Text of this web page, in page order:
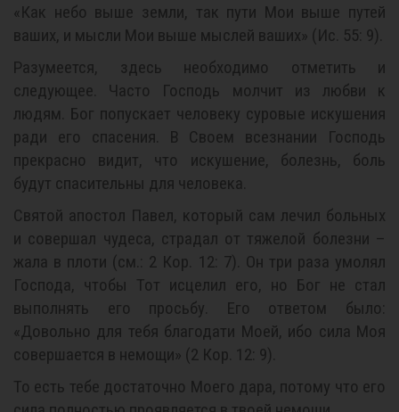
«Как небо выше земли, так пути Мои выше путей
ваших, и мысли Мои выше мыслей ваших» (Ис. 55: 9).
Разумеется, здесь необходимо отметить и
следующее. Часто Господь молчит из любви к
людям. Бог попускает человеку суровые искушения
ради его спасения. В Своем всезнании Господь
прекрасно видит, что искушение, болезнь, боль
будут спасительны для человека.
Святой апостол Павел, который сам лечил больных
и совершал чудеса, страдал от тяжелой болезни –
жала в плоти (см.: 2 Кор. 12: 7). Он три раза умолял
Господа, чтобы Тот исцелил его, но Бог не стал
выполнять его просьбу. Его ответом было:
«Довольно для тебя благодати Моей, ибо сила Моя
совершается в немощи» (2 Кор. 12: 9).
То есть тебе достаточно Моего дара, потому что его